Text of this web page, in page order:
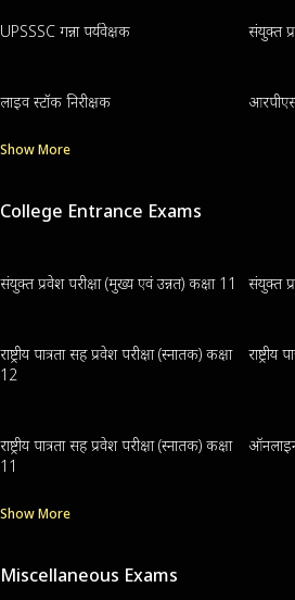
UPSSSC गन्ना पर्यवेक्षक संयुक्त
लाइव स्टॉक निरीक्षक
Show More
College Entrance Exams
संयुक्त प्रवेश परीक्षा (मुख्य एवं उन्नत) कक्षा 11 संयुक्त
राष्ट्रीय पात्रता सह प्रवेश परीक्षा (स्नातक) कक्षा
12
राष्ट्रीय
राष्ट्रीय पात्रता सह प्रवेश परीक्षा (स्नातक) कक्षा
11
ऑनलाइन
Show More
Miscellaneous Exams